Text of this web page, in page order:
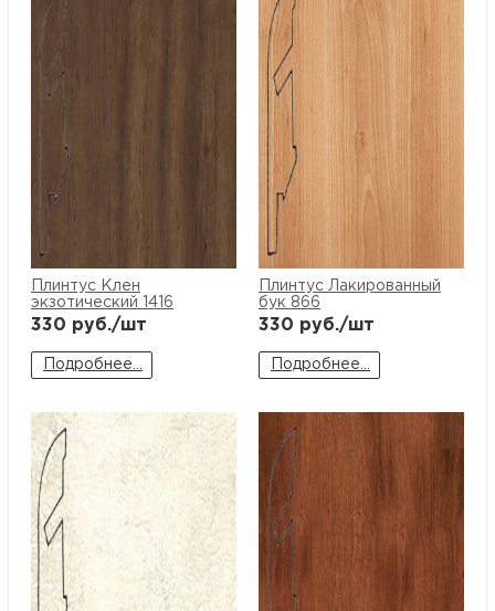
Плинтус Клен
экзотический 1416
330 руб./шт
Подробнее...
Плинтус Лакированный
бук 866
330 руб./шт
Подробнее...